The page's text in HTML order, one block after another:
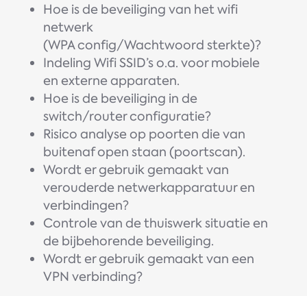
Hoe is de beveiliging van het wifi
netwerk
(WPA config/Wachtwoord sterkte)?
Indeling Wifi SSID’s o.a. voor mobiele
en externe apparaten.
Hoe is de beveiliging in de
switch/router configuratie?
Risico analyse op poorten die van
buitenaf open staan (poortscan).
Wordt er gebruik gemaakt van
verouderde netwerkapparatuur en
verbindingen?
Controle van de thuiswerk situatie en
de bijbehorende beveiliging.
Wordt er gebruik gemaakt van een
VPN verbinding?